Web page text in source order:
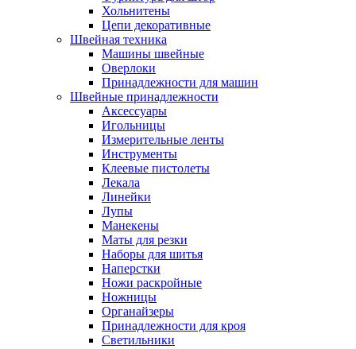
Хольнитены
Цепи декоративные
Швейная техника
Машины швейные
Оверлоки
Принадлежности для машин
Швейные принадлежности
Аксессуары
Игольницы
Измерительные ленты
Инструменты
Клеевые пистолеты
Лекала
Линейки
Лупы
Манекены
Маты для резки
Наборы для шитья
Наперстки
Ножи раскройные
Ножницы
Органайзеры
Принадлежности для кроя
Светильники